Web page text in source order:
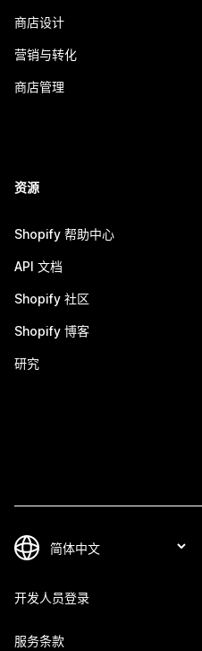
商店设计
营销与转化
商店管理
资源
Shopify 帮助中心
API 文档
Shopify 社区
Shopify 博客
研究
开发人员登录
服务条款